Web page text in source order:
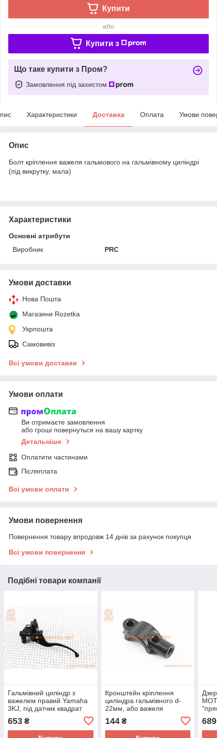
Купити
або
Купити з
Що таке купити з Пром?
Замовлення під захистом
Характеристики Доставка Оплата Умови
Опис
Болт кріплення важеля гальмового на гальмівному циліндрі
(під викрутку, мала)
Характеристики
Основні атрибути
Виробник
PRC
Умови доставки
Нова Пошта
Магазини Rozetka
Укрпошта
Самовивіз
Всі умови доставки
Умови оплати
Ви отримаєте замовлення
або гроші повернуться на вашу картку
Детальніше
Оплатити частинами
Післяплата
Всі умови оплати
Умови повернення
Повернення товару впродовж 14 днів за рахунок покупця
Всі умови повернення
Подібні товари компанії
Гальмівний циліндр з
важелем правий Yamaha
3KJ, під датчик квадрат
653 ₴
Кронштейн кріплення
циліндра гальмівного d-
22мм, або важеля
отвором під дзеркало, М8
144₴ 689